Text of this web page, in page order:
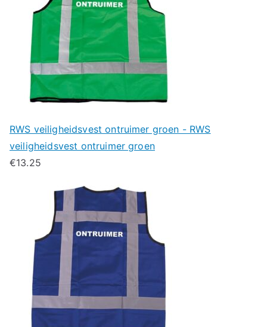
RWS veiligheidsvest ontruimer groen - RWS
veiligheidsvest ontruimer groen
€13.25